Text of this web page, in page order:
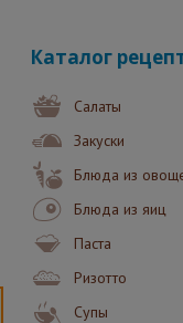
Каталог
Салаты
Закуски
Блюда из
Блюда из яиц
Паста
Ризотто
Супы